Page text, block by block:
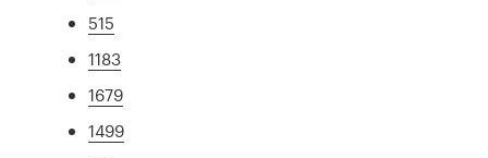
515
1183
1679
1499